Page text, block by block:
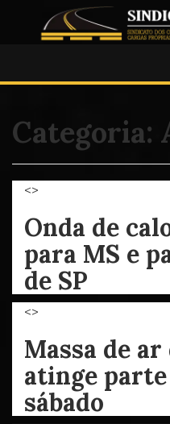
Categoria:
<>
Onda de
para MS e
de SP
<>
Massa de
atinge
sábado